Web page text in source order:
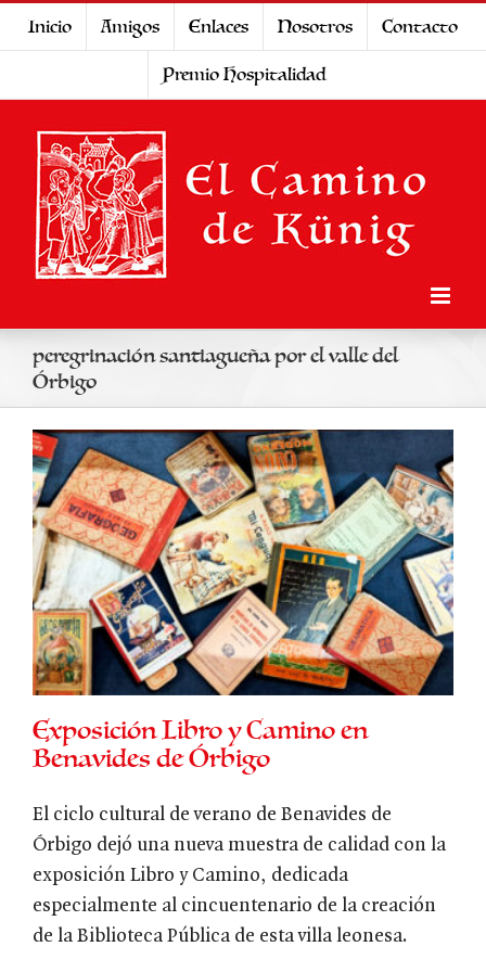
Inicio Amigos Enlaces Nosotros
Contacto
Premio Hospitalidad
peregrinación santiagueña por el valle del
Órbigo
Exposición Libro y Camino en
Benavides de Órbigo
El ciclo cultural de verano de Benavides de
Órbigo dejó una nueva muestra de calidad con la
exposición Libro y Camino, dedicada
especialmente al cincuentenario de la creación
de la Biblioteca Pública de esta villa leonesa.